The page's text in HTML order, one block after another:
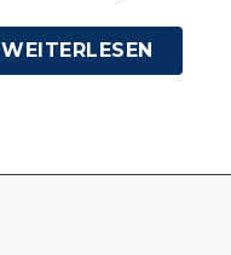
WEITERLESEN